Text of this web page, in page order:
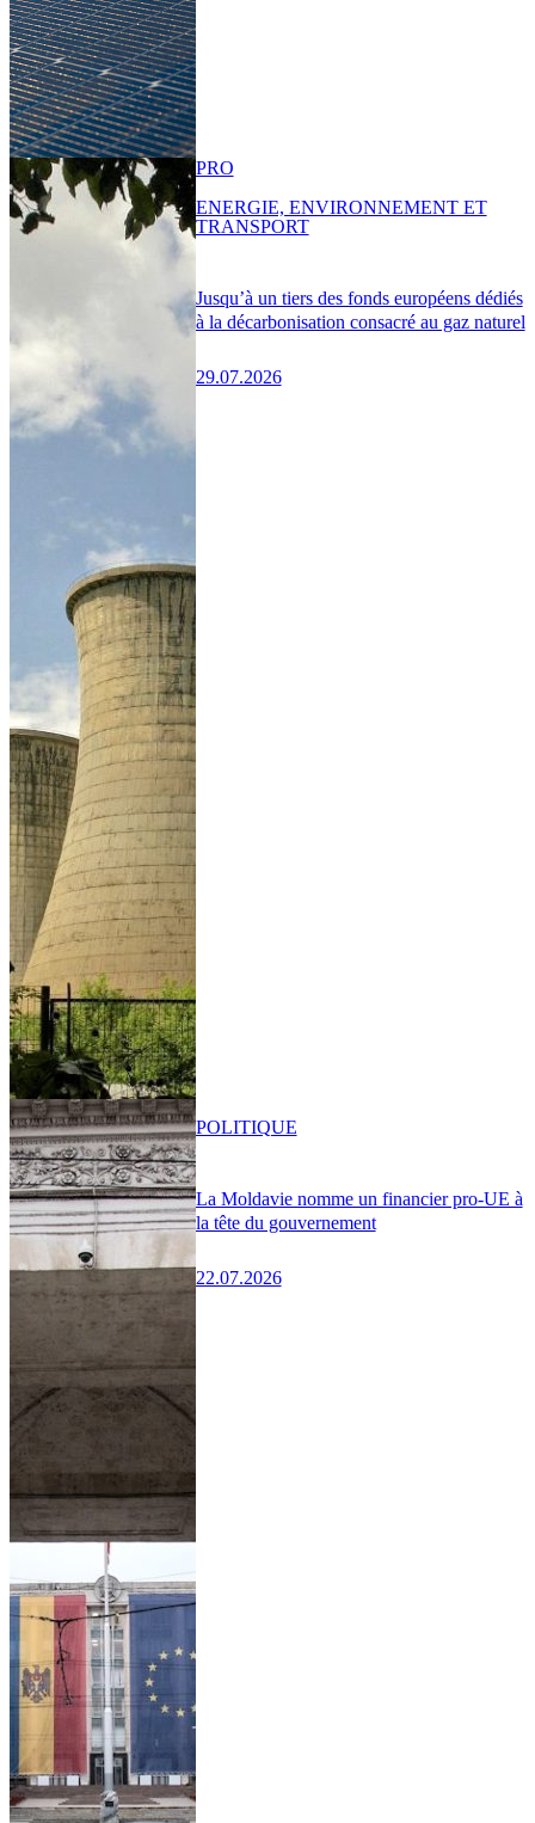
Jusqu’à un tiers des fonds européens dédiés
à la décarbonisation consacré au gaz naturel
29.07.2026
PRO
ENERGIE, ENVIRONNEMENT ET
TRANSPORT
La Moldavie nomme un financier pro-UE à
la tête du gouvernement
22.07.2026
POLITIQUE